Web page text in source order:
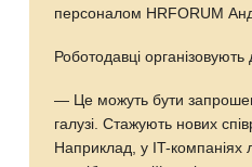
персоналом HRFORUM
Роботодавці організовують
— Це можуть бути
галузі. Стажують нових
Наприклад, у IT-компаніях